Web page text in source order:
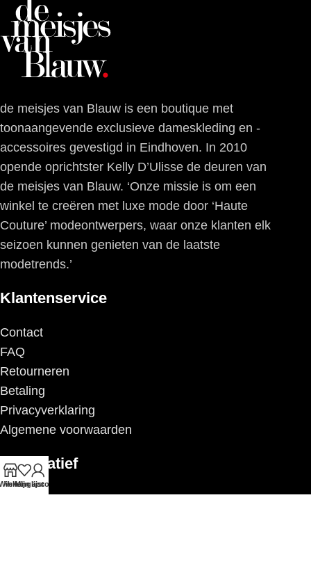
de meisjes van Blauw is een boutique met
toonaangevende exclusieve dameskleding en -
accessoires gevestigd in Eindhoven. In 2010
opende oprichtster Kelly D’Ulisse de deuren van
de meisjes van Blauw. ‘Onze missie is om een
winkel te creëren met luxe mode door ‘Haute
Couture’ modeontwerpers, waar onze klanten elk
seizoen kunnen genieten van de laatste
modetrends.’
Klantenservice
Contact
FAQ
Retourneren
Betaling
Privacyverklaring
Algemene voorwaarden
Informatief
Over ons
Verlanglijst
Mijn account